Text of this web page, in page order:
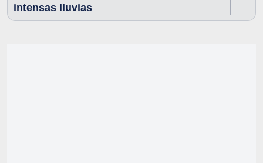
intensas lluvias